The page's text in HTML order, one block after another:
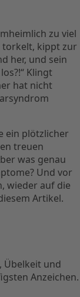
zu viel
torkelt, kippt zur
her, und sein
Klingt
hat nicht
ein plötzlicher
treuen
was genau
Und vor
wieder auf die
Artikel.
Übelkeit und
Anzeichen.